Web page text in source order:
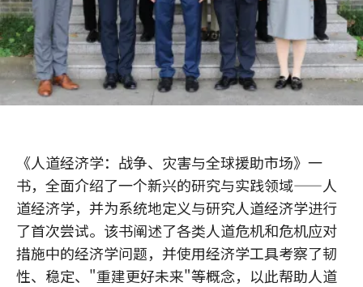
《人道经济学：战争、灾害与全球援助市场》一
书，全面介绍了一个新兴的研究与实践领域——人
道经济学，并为系统地定义与研究人道经济学进行
了首次尝试。该书阐述了各类人道危机和危机应对
措施中的经济学问题，并使用经济学工具考察了韧
性、稳定、"重建更好未来"等概念，以此帮助人道